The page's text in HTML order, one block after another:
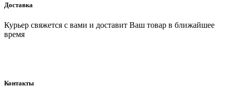
Доставка
Курьер свяжется с вами и доставит Ваш товар в ближайшее
время
Контакты